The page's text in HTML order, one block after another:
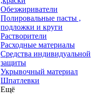
Обезжириватели
Полировальные пасты ,
подложки и круги
Растворители
Расходные материалы
Средства индивидуальной
защиты
Укрывочный материал
Шпатлевки
Ещё